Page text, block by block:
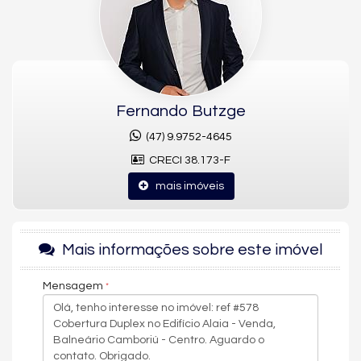
São 4 suítes, 5 banheiros e 6 vagas de garagem privativas, com
sala de estar, área de serviço e espaço gourmet integrado à
sacada com churrasqueira e hidromassagem. A unidade conta
ainda com vista livre, vista mar e vista panorâmica. Entre os
diferenciais construtivos estão o acabamento em gesso, piso
em porcelanato e vinílico, fechadura eletrônica, sistema de
alarme, aquecimento de água e infraestrutura para ar-split,
Estrutura de lazer do Alaia
O condomínio conta com piscina, piscina infantil e piscina
gourmet, salão de festas, sala de jogos e estar social, além de
reforçada por câmeras de segurança e portão eletrônico,
enquanto elevador, entrada para banhistas, box de praia,
medidores individuais e acessibilidade para PNE completam a
infraestrutura do empreendimento.
Uma oportunidade para quem busca uma cobertura duplex de
alto padrão quadra mar no Centro de Balneário Camboriú.
Fernando Butzge
(47) 9.9752-4645
CRECI 38.173-F
mais imóveis
Mais informações sobre este imóvel
Mensagem